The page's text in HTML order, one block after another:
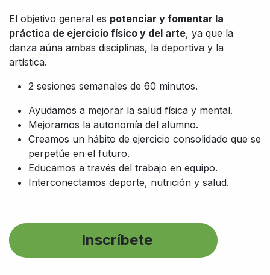
El objetivo general es potenciar y fomentar la
práctica de ejercicio físico y del arte, ya que la
danza aúna ambas disciplinas, la deportiva y la
artística.
2 sesiones semanales de 60 minutos.
Ayudamos a mejorar la salud física y mental.
Mejoramos la autonomía del alumno.
Creamos un hábito de ejercicio consolidado que se
perpetúe en el futuro.
Educamos a través del trabajo en equipo.
Interconectamos deporte, nutrición y salud.
Inscríbete